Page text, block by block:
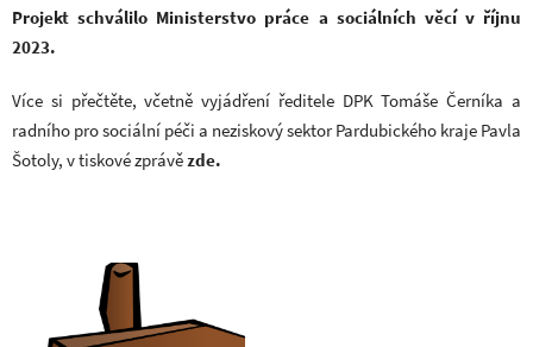
Projekt schválilo Ministerstvo práce a sociálních věcí v říjnu
2023.
Více si přečtěte, včetně vyjádření ředitele DPK Tomáše Černíka a
radního pro sociální péči a neziskový sektor Pardubického kraje Pavla
Šotoly, v tiskové zprávězde.